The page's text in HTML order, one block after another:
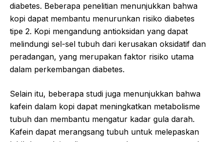
diabetes. Beberapa penelitian menunjukkan bahwa
kopi dapat membantu menurunkan risiko diabetes
tipe 2. Kopi mengandung antioksidan yang dapat
melindungi sel-sel tubuh dari kerusakan oksidatif dan
peradangan, yang merupakan faktor risiko utama
dalam perkembangan diabetes.
Selain itu, beberapa studi juga menunjukkan bahwa
kafein dalam kopi dapat meningkatkan metabolisme
tubuh dan membantu mengatur kadar gula darah.
Kafein dapat merangsang tubuh untuk melepaskan